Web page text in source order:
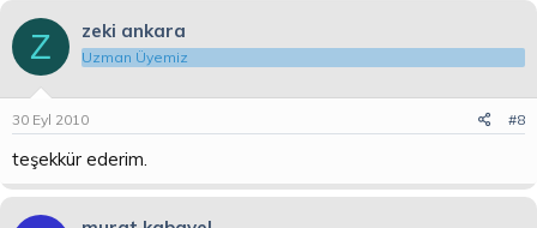
Z zeki ankara
Uzman Üyemiz
30 Eyl 2010 #8
teşekkür ederim.